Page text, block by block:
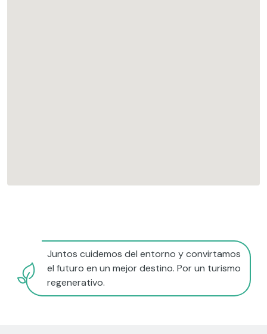
Juntos cuidemos del entorno y convirtamos
el futuro en un mejor destino. Por un turismo
regenerativo.